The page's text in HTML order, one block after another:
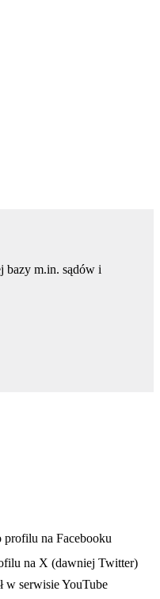
bazy m.in. sądów i
karcie
profilu na Facebooku
na X (dawniej Twitter)
karcie
w serwisie YouTube